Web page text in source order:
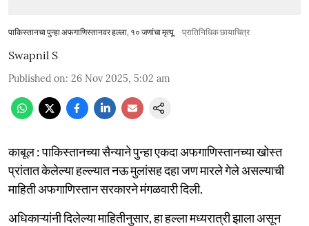
पाकिस्तानचा पुन्हा अफगाणिस्तानवर हल्ला, १० जणांचा मृत्यू प्रातिनिधिक छायाचित्र
Swapnil S
Published on: 26 Nov 2025, 5:02 am
काबूल : पाकिस्तानच्या सैन्याने पुन्हा एकदा अफगाणिस्तानच्या खोस्त
प्रांतात केलेल्या हल्ल्यात नऊ मुलांसह दहा जण मारले गेले असल्याची
माहिती अफगाणिस्तान सरकारने मंगळवारी दिली.
अधिकाऱ्यांनी दिलेल्या माहितीनुसार, हा हल्ला मध्यरात्री झाला असून